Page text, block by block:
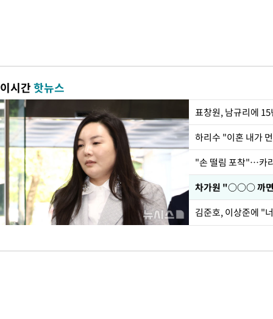
이시간핫뉴스
하리수 "이혼 내가
"손 떨림 포착"…카
김준호, 이상준에 "